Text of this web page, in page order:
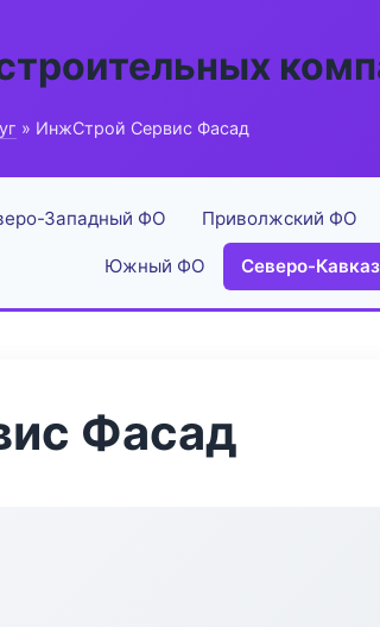
» ИнжСтрой Сервис Фасад
Западный ФО Приволжский ФО
Южный ФО Северо-
Фасад